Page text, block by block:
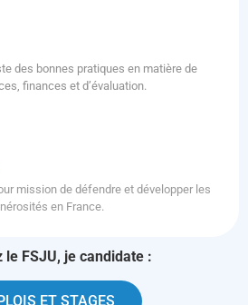
des bonnes pratiques en matière de
finances et d’évaluation.
mission de défendre et développer les
en France.
le FSJU, je candidate :
ET STAGES